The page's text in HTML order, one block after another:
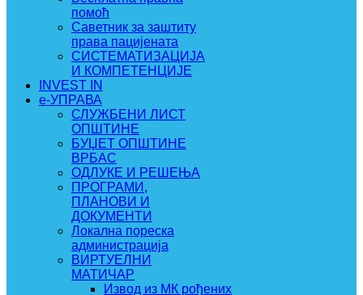
помоћ
Саветник за заштиту
права пацијената
СИСТЕМАТИЗАЦИЈА
И КОМПЕТЕНЦИЈЕ
INVEST IN
e-УПРАВА
СЛУЖБЕНИ ЛИСТ
ОПШТИНЕ
БУЏЕТ ОПШТИНЕ
ВРБАС
ОДЛУКЕ И РЕШЕЊА
ПРОГРАМИ,
ПЛАНОВИ И
ДОКУМЕНТИ
Локална пореска
администрација
ВИРТУЕЛНИ
МАТИЧАР
Извод из МК рођених